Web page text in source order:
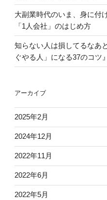
大副業時代のいま、身に付
「1人会社」のはじめ方
知らない人は損してるなあ
ぐやる人」になる37のコツ
アーカイブ
2025年2月
2024年12月
2022年11月
2022年6月
2022年5月